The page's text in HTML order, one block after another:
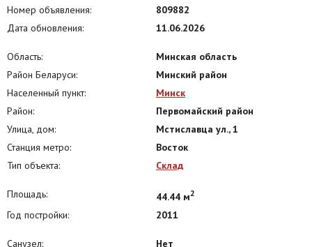
удобное для вас время! Арендатор не оплачивает услуги агентства.
Больше объявлений тут: www.instagram.com/garant.arenda
Напишите нам в удобный для Вас мессенджер:
Viber | Telegram | WhatsApp
Ответим на Ваши вопросы, предоставим всю необходимую
дополнительную информацию.ООО "Артель Недвижимость", УНП
193820882,Лицензия Министерства Юстиции №48250000081913
06.03.2025 г.Договор обязательного страхования БР № 0005107 от
12.09.2026 по 11.09.2026г., выдан Белорусским республиканским
№825/2 от 11.06.2026
Номер объявления:
809882
Дата обновления:
11.06.2026
Область:
Минская область
Район Беларуси:
Минский район
Населенный пункт:
Минск
Район:
Первомайский район
Улица, дом:
Мстиславца ул., 1
Станция метро:
Восток
Тип объекта:
Склад
Площадь: 44.44 м2
Год постройки: 2011
Санузел:
Нет